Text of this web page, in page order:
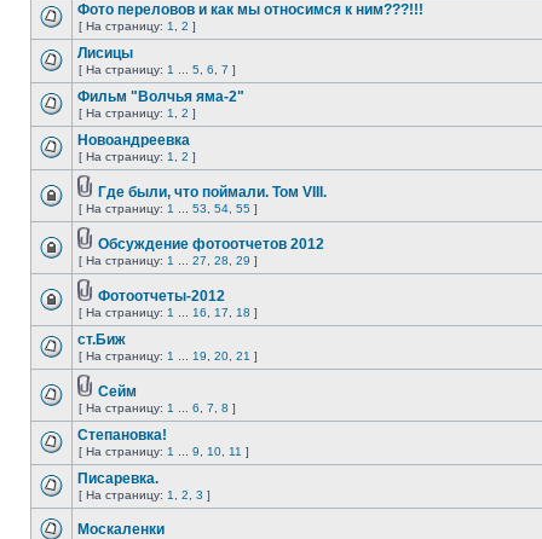
Фото переловов и как мы относимся к ним???!!!
[ На страницу: 1 2 ]
Лисицы
[ На страницу: 1 5 6 7 ]
Фильм "Волчья яма-2"
[ На страницу: 1 2 ]
Новоандреевка
[ На страницу: 1 2 ]
Где были, что поймали. Том VIII.
[ На страницу: 1 53 54 55 ]
Обсуждение фотоотчетов 2012
[ На страницу: 1 27 28 29 ]
Фотоотчеты-2012
[ На страницу: 1 16 17 18 ]
ст.Биж
[ На страницу: 1 19 20 21 ]
Сейм
[ На страницу: 1 6 7 8 ]
Степановка!
[ На страницу: 1 9 10 11 ]
Писаревка.
[ На страницу: 1 2 3 ]
Москаленки